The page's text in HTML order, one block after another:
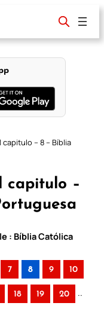
capitulo – 8 – Bíblia
capitulo –
: Bíblia Católica
7 8 9 10
18 19 20 ..